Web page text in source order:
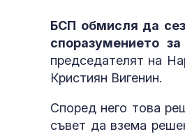
БСП обмисля да
споразумението
председателят на
Кристиян Вигенин.
Според него това
съвет да взема